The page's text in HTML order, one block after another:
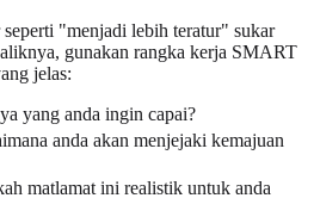
"menjadi lebih teratur" sukar
gunakan rangka kerja SMART
jelas:
yang anda ingin capai?
anda akan menjejaki kemajuan
matlamat ini realistik untuk anda